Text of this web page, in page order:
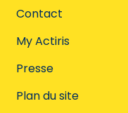
Contact
My Actiris
Presse
Plan du site